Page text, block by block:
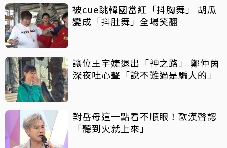
被cue跳韓國當紅「抖胸舞」 胡瓜
變成「抖肚舞」全場笑翻
讓位王宇婕退出「神之路」 鄭仲茵
深夜吐心聲「說不難過是騙人的」
對岳母這一點看不順眼！歐漢聲認
「聽到火就上來」